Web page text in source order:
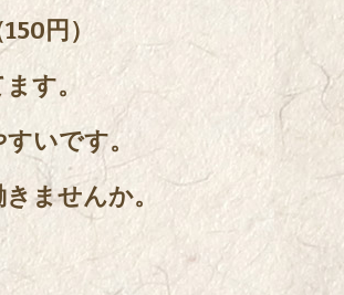
円）
す。
いです。
ませんか。